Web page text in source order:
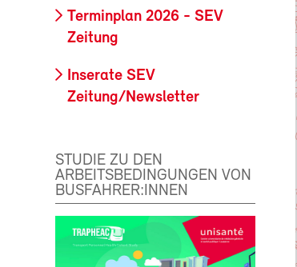
Terminplan 2026 - SEV
Zeitung
Inserate SEV
Zeitung/Newsletter
STUDIE ZU DEN
ARBEITSBEDINGUNGEN VON
BUSFAHRER:INNEN